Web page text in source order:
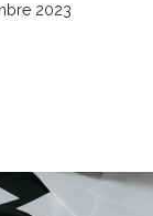
2023